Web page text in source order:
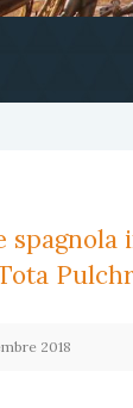
spagnola
2018